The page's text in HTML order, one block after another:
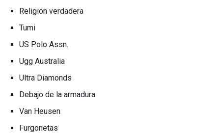
Religion verdadera
Tumi
US Polo Assn.
Ugg Australia
Ultra Diamonds
Debajo de la armadura
Van Heusen
Furgonetas